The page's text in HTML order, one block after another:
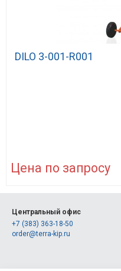
DILO 3-001-R001
Цена по запросу
Центральный офис
+7 (383) 363-18-50
order@terra-kip.ru